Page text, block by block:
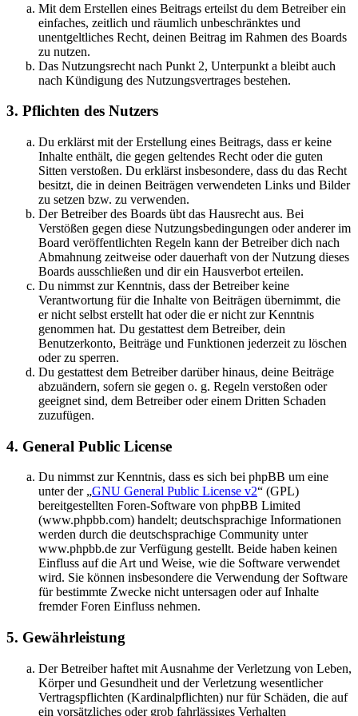
Mit dem Erstellen eines Beitrags erteilst du dem Betreiber ein
einfaches, zeitlich und räumlich unbeschränktes und
unentgeltliches Recht, deinen Beitrag im Rahmen des Boards
zu nutzen.
Das Nutzungsrecht nach Punkt 2, Unterpunkt a bleibt auch
nach Kündigung des Nutzungsvertrages bestehen.
3. Pflichten des Nutzers
Du erklärst mit der Erstellung eines Beitrags, dass er keine
Inhalte enthält, die gegen geltendes Recht oder die guten
Sitten verstoßen. Du erklärst insbesondere, dass du das Recht
besitzt, die in deinen Beiträgen verwendeten Links und Bilder
zu setzen bzw. zu verwenden.
Der Betreiber des Boards übt das Hausrecht aus. Bei
Verstößen gegen diese Nutzungsbedingungen oder anderer im
Board veröffentlichten Regeln kann der Betreiber dich nach
Abmahnung zeitweise oder dauerhaft von der Nutzung dieses
Boards ausschließen und dir ein Hausverbot erteilen.
Du nimmst zur Kenntnis, dass der Betreiber keine
Verantwortung für die Inhalte von Beiträgen übernimmt, die
er nicht selbst erstellt hat oder die er nicht zur Kenntnis
genommen hat. Du gestattest dem Betreiber, dein
Benutzerkonto, Beiträge und Funktionen jederzeit zu löschen
oder zu sperren.
Du gestattest dem Betreiber darüber hinaus, deine Beiträge
abzuändern, sofern sie gegen o. g. Regeln verstoßen oder
geeignet sind, dem Betreiber oder einem Dritten Schaden
zuzufügen.
4. General Public License
Du nimmst zur Kenntnis, dass es sich bei phpBB um eine
unter der „GNU General Public License v2“ (GPL)
bereitgestellten Foren-Software von phpBB Limited
(www.phpbb.com) handelt; deutschsprachige Informationen
werden durch die deutschsprachige Community unter
www.phpbb.de zur Verfügung gestellt. Beide haben keinen
Einfluss auf die Art und Weise, wie die Software verwendet
wird. Sie können insbesondere die Verwendung der Software
für bestimmte Zwecke nicht untersagen oder auf Inhalte
fremder Foren Einfluss nehmen.
5. Gewährleistung
Der Betreiber haftet mit Ausnahme der Verletzung von Leben,
Körper und Gesundheit und der Verletzung wesentlicher
Vertragspflichten (Kardinalpflichten) nur für Schäden, die auf
ein vorsätzliches oder grob fahrlässiges Verhalten